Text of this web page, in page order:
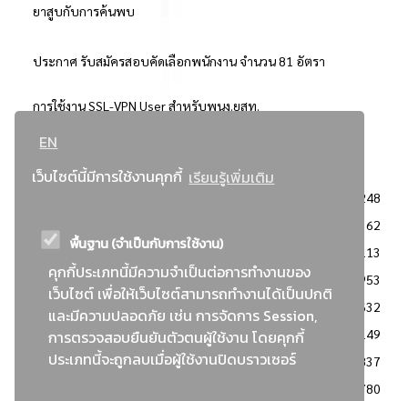
EN
เว็บไซต์นี้มีการใช้งานคุกกี้ เรียนรู้เพิ่มเติม
พื้นฐาน (จำเป็นกับการใช้งาน)
คุกกี้ประเภทนี้มีความจำเป็นต่อการทำงานของ
เว็บไซต์ เพื่อให้เว็บไซต์สามารถทำงานได้เป็นปกติ
และมีความปลอดภัย เช่น การจัดการ Session,
การตรวจสอบยืนยันตัวตนผู้ใช้งาน โดยคุกกี้
ประเภทนี้จะถูกลบเมื่อผู้ใช้งานปิดบราวเซอร์
ยาสูบกับการค้นพบ
ประกาศ รับสมัครสอบคัดเลือกพนักงาน จำนวน 81 อัตรา
การใช้งาน SSL-VPN User สำหรับพนง.ยสท.
..ยอดนิยม..
3248
2362
: วิธีเฉพาะเจาะจง
2113
ข่าวสาร/ประกาศ
1953
: เอกสารส่งเสริมความโปร่งใสในการจัดซื้อจัดจ้าง
1632
ข่าวสารจัดซื้อจัดจ้าง
1149
: แผนการจัดซื้อจัดจ้าง
837
780